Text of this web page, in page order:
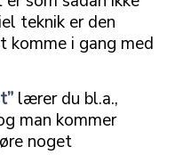
teknik er den
komme i gang med
lærer du bl.a.,
man kommer
noget